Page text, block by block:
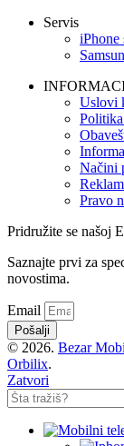
Servis
iPhone
Uslovi
Načini
Pravo
Pridružite se našoj
Saznajte prvi za
novostima.
Email
Pošalji
© 2026. Bezar
Orbilix.
Zatvori